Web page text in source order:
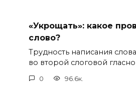
«Укрощать»: какое
слово?
Трудность написания
во второй слоговой
0 96.6к.